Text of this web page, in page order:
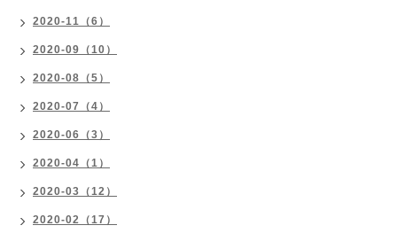
2020-11（6）
2020-09（10）
2020-08（5）
2020-07（4）
2020-06（3）
2020-04（1）
2020-03（12）
2020-02（17）